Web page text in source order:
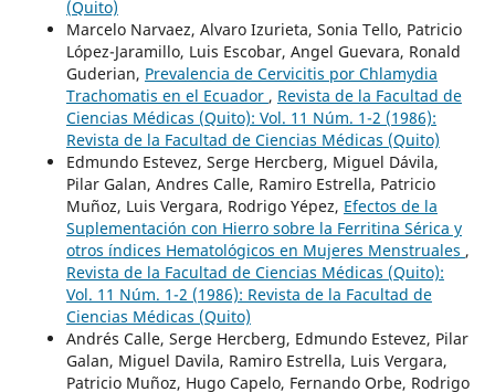
(Quito)
Marcelo Narvaez, Alvaro Izurieta, Sonia Tello, Patricio
López-Jaramillo, Luis Escobar, Angel Guevara, Ronald
Guderian, Prevalencia de Cervicitis por Chlamydia
Trachomatis en el Ecuador , Revista de la Facultad de
Ciencias Médicas (Quito): Vol. 11 Núm. 1-2 (1986):
Revista de la Facultad de Ciencias Médicas (Quito)
Edmundo Estevez, Serge Hercberg, Miguel Dávila,
Pilar Galan, Andres Calle, Ramiro Estrella, Patricio
Muñoz, Luis Vergara, Rodrigo Yépez, Efectos de la
Suplementación con Hierro sobre la Ferritina Sérica y
otros índices Hematológicos en Mujeres Menstruales ,
Revista de la Facultad de Ciencias Médicas (Quito):
Vol. 11 Núm. 1-2 (1986): Revista de la Facultad de
Ciencias Médicas (Quito)
Andrés Calle, Serge Hercberg, Edmundo Estevez, Pilar
Galan, Miguel Davila, Ramiro Estrella, Luis Vergara,
Patricio Muñoz, Hugo Capelo, Fernando Orbe, Rodrigo